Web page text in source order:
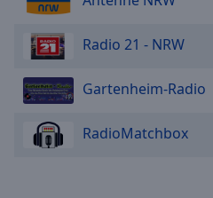
Radio 21 - NRW
Gartenheim-Radio
RadioMatchbox